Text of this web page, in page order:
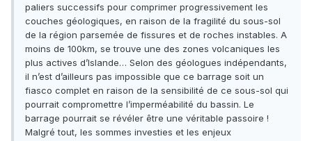
paliers successifs pour comprimer progressivement les
couches géologiques, en raison de la fragilité du sous-sol
de la région parsemée de fissures et de roches instables. A
moins de 100km, se trouve une des zones volcaniques les
plus actives d’Islande… Selon des géologues indépendants,
il n’est d’ailleurs pas impossible que ce barrage soit un
fiasco complet en raison de la sensibilité de ce sous-sol qui
pourrait compromettre l’imperméabilité du bassin. Le
barrage pourrait se révéler être une véritable passoire !
Malgré tout, les sommes investies et les enjeux